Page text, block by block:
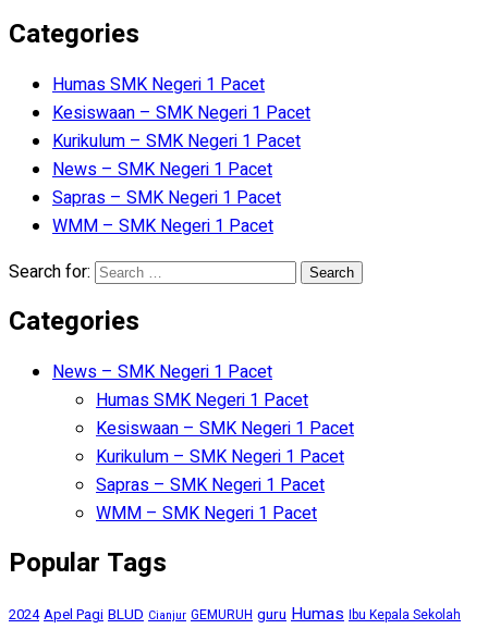
Categories
Humas SMK Negeri 1 Pacet
Kesiswaan – SMK Negeri 1 Pacet
Kurikulum – SMK Negeri 1 Pacet
News – SMK Negeri 1 Pacet
Sapras – SMK Negeri 1 Pacet
WMM – SMK Negeri 1 Pacet
Search for:
Categories
News – SMK Negeri 1 Pacet
Humas SMK Negeri 1 Pacet
Kesiswaan – SMK Negeri 1 Pacet
Kurikulum – SMK Negeri 1 Pacet
Sapras – SMK Negeri 1 Pacet
WMM – SMK Negeri 1 Pacet
Popular Tags
2024 Apel Pagi BLUD Cianjur GEMURUH guru Humas Ibu Kepala Sekolah